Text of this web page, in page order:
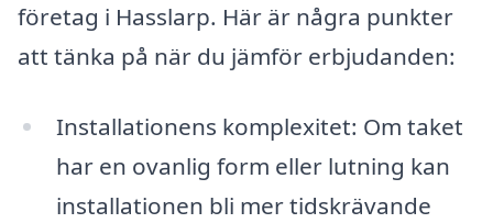
företag i Hasslarp. Här är några punkter
att tänka på när du jämför erbjudanden:
Installationens komplexitet: Om taket
har en ovanlig form eller lutning kan
installationen bli mer tidskrävande